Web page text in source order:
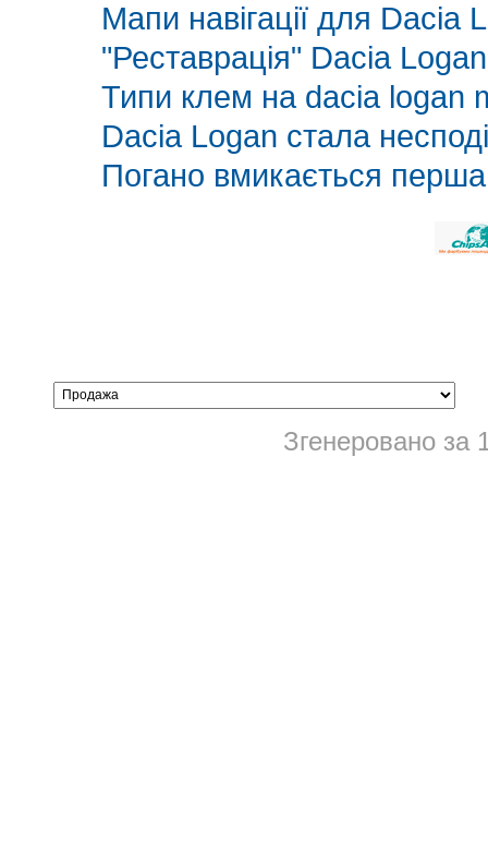
Мапи навігації для Dacia
"Реставрація" Dacia
Типи клем на dacia logan
Dacia Logan стала
Погано вмикається
Згенеровано за